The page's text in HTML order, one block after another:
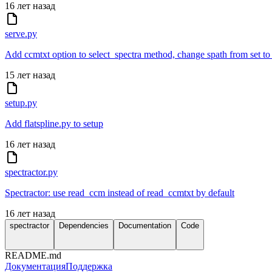
16 лет назад
serve.py
Add ccmtxt option to select_spectra method, change spath from set
15 лет назад
setup.py
Add flatspline.py to setup
16 лет назад
spectractor.py
Spectractor: use read_ccm instead of read_ccmtxt by default
16 лет назад
spectractor Dependencies Documentation Code
README.md
ДокументацияПоддержка